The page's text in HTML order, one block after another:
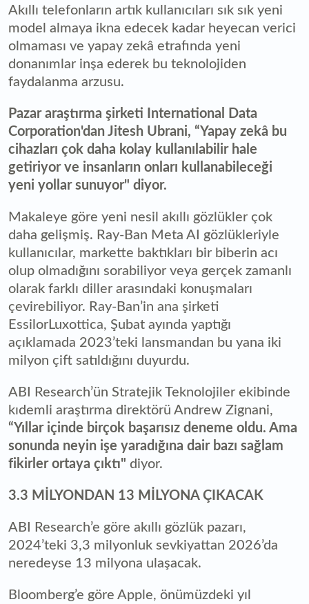
Akıllı telefonların artık kullanıcıları sık sık yeni
model almaya ikna edecek kadar heyecan verici
olmaması ve yapay zekâ etrafında yeni
donanımlar inşa ederek bu teknolojiden
faydalanma arzusu.
Pazar araştırma şirketi International Data
Corporation'dan Jitesh Ubrani, “Yapay zekâ bu
cihazları çok daha kolay kullanılabilir hale
getiriyor ve insanların onları kullanabileceği
yeni yollar sunuyor" diyor.
Makaleye göre yeni nesil akıllı gözlükler çok
daha gelişmiş. Ray-Ban Meta AI gözlükleriyle
kullanıcılar, markette baktıkları bir biberin acı
olup olmadığını sorabiliyor veya gerçek zamanlı
olarak farklı diller arasındaki konuşmaları
çevirebiliyor. Ray-Ban’in ana şirketi
EssilorLuxottica, Şubat ayında yaptığı
açıklamada 2023’teki lansmandan bu yana iki
milyon çift satıldığını duyurdu.
ABI Research’ün Stratejik Teknolojiler ekibinde
kıdemli araştırma direktörü Andrew Zignani,
“Yıllar içinde birçok başarısız deneme oldu. Ama
sonunda neyin işe yaradığına dair bazı sağlam
fikirler ortaya çıktı" diyor.
3.3 MİLYONDAN 13 MİLYONA ÇIKACAK
ABI Research’e göre akıllı gözlük pazarı,
2024’teki 3,3 milyonluk sevkiyattan 2026’da
neredeyse 13 milyona ulaşacak.
Bloomberg’e göre Apple, önümüzdeki yıl